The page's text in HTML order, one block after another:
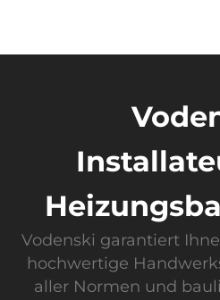
Vodenski garantiert
hochwertige
aller Normen und